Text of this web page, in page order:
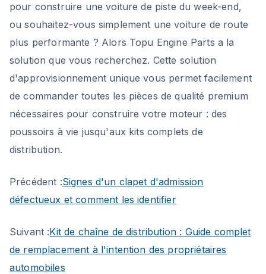
pour construire une voiture de piste du week-end,
ou souhaitez-vous simplement une voiture de route
plus performante ? Alors Topu Engine Parts a la
solution que vous recherchez. Cette solution
d'approvisionnement unique vous permet facilement
de commander toutes les pièces de qualité premium
nécessaires pour construire votre moteur : des
poussoirs à vie jusqu'aux kits complets de
distribution.
Précédent :Signes d'un clapet d'admission
défectueux et comment les identifier
Suivant :Kit de chaîne de distribution : Guide complet
de remplacement à l'intention des propriétaires
automobiles